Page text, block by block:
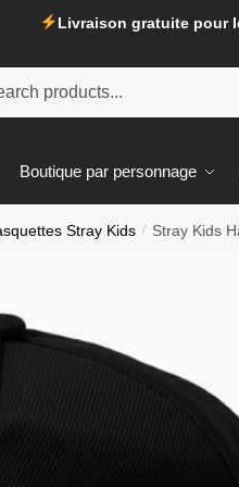
Livraison gratuite pour
Boutique par personnage
Stray Kids / Stray Kids